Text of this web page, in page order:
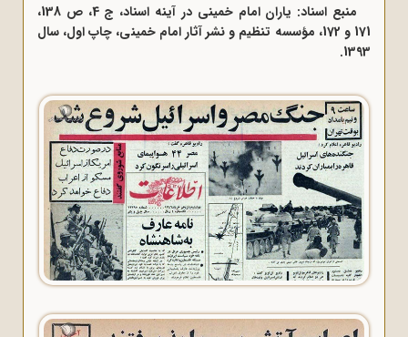
منبع اسناد: یاران امام خمینی در آینه اسناد، ج 4، ص 138،
171 و 172، مؤسسه تنظیم و نشر آثار امام خمینی، چاپ اول، سال
1393.